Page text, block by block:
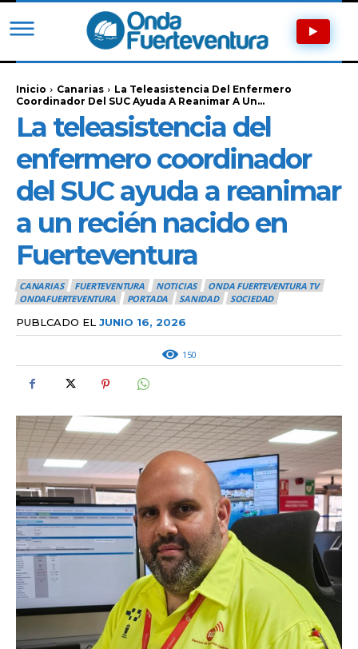
Inicio Canarias
La Teleasistencia Del Enfermero
Coordinador Del SUC Ayuda A Reanimar A Un...
La teleasistencia del
enfermero coordinador
del SUC ayuda a reanimar
a un recién nacido en
Fuerteventura
CANARIAS FUERTEVENTURA NOTICIAS
ONDA FUERTEVENTURA TV
ONDAFUERTEVENTURA
PORTADA SANIDAD SOCIEDAD
PUBLCADO EL JUNIO 16, 2026
150